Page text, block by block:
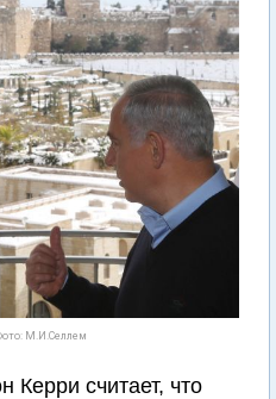
М.И.Селлем
Керри считает, что